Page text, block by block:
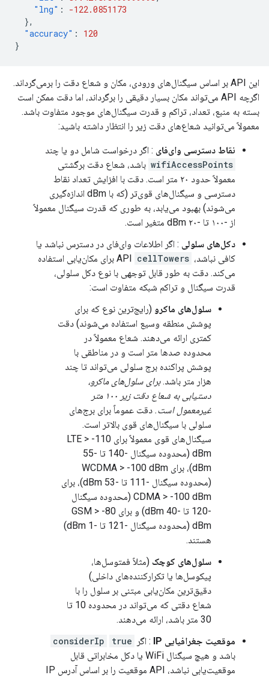
"lng" :
-122.0851173
},
"accuracy" :
120
}
این API بر اساس سیگنال‌های ورودی، مکان و شعاع دقت را برمی‌گرداند.
اگرچه API می‌تواند مکان بسیار دقیقی را برگرداند، اما دقت ممکن است
بسته به منبع، تعداد، تراکم و قدرت سیگنال‌های موجود متفاوت باشد.
معمولاً می‌توانید شعاع‌های دقت زیر را انتظار داشته باشید:
نقاط دسترسی وای‌فای : اگر درخواست شامل دو یا چند
wifiAccessPoints باشد، شعاع دقت برگشتی
معمولاً حدود ۲۰ متر است. دقت با افزایش تعداد نقاط
دسترسی و سیگنال‌های قوی‌تر (که با dBm اندازه‌گیری
می‌شوند) بهبود می‌یابد، به طوری که قدرت سیگنال معمولاً
از -۱۰۰ تا -۲۰ dBm متغیر است.
دکل‌های سلولی : اگر اطلاعات وای‌فای در دسترس نباشد یا
کافی نباشد، API cellTowers
برای مکان‌یابی استفاده
می‌کند. دقت به طور قابل توجهی با نوع دکل سلولی،
قدرت سیگنال و تراکم شبکه متفاوت است:
سلول‌های ماکرو (رایج‌ترین نوع که برای
پوشش منطقه وسیع استفاده می‌شوند) دقت
کمتری ارائه می‌دهند. شعاع معمولاً در
محدوده صدها متر است و در مناطقی با
پوشش پراکنده برج سلولی می‌تواند تا چند
هزار متر باشد.برای سلول‌های ماکرو،
دستیابی به شعاع دقت زیر ۱۰۰ متر
غیرمعمول است. دقت عموماً برای برج‌های
سلولی با سیگنال‌های قوی بالاتر است.
سیگنال‌های قوی معمولاً برای LTE > -110
dBm (محدوده سیگنال -140 تا -55
dBm)، برای WCDMA > -100 dBm
(محدوده سیگنال -111 تا -53 dBm)، برای
CDMA > -100 dBm (محدوده سیگنال
-120 تا -40 dBm) و برای GSM > -80
dBm (محدوده سیگنال -121 تا -1 dBm)
هستند.
سلول‌های کوچک (مثلاً فمتوسل‌ها،
پیکوسل‌ها یا تکرارکننده‌های داخلی)
دقیق‌ترین مکان‌یابی مبتنی بر سلول را با
شعاع دقتی که می‌تواند در محدوده 10 تا
30 متر باشد، ارائه می‌دهند.
موقعیت جغرافیایی IP
: اگر considerIp
true
باشد و هیچ سیگنال WiFi یا دکل مخابراتی قابل
موقعیت‌یابی نباشد، API موقعیت را بر اساس آدرس IP